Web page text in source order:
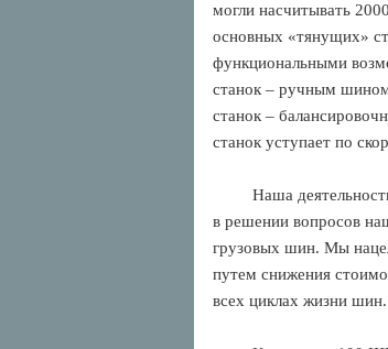
могли насчитывать
основных «тянущих»
функциональными
станок – ручным
станок –
станок уступает по
Наша
в решении вопросов
грузовых шин. Мы
путем снижения
всех циклах жизни шин.